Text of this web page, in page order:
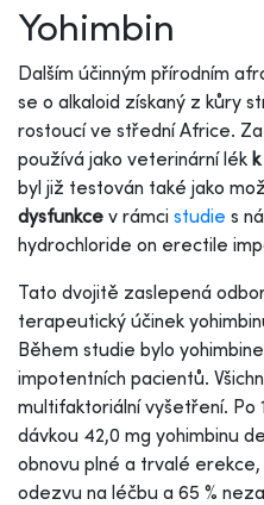
Yohimbin
Dalším účinným přírodním
se o alkaloid získaný z kůry
rostoucí ve střední Africe.
používá jako veterinární lék
byl již testován také jako
dysfunkce v rámci studie s
hydrochloride on erectile
Tato dvojitě zaslepená
terapeutický účinek
Během studie bylo
impotentních pacientů.
multifaktoriální vyšetření. Po
dávkou 42,0 mg yohimbinu
obnovu plné a trvalé erekce,
odezvu na léčbu a 65 %